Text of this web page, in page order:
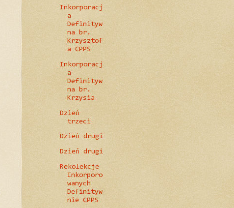
Inkorporacj
a
Definityw
na br.
Krzysztof
a CPPS
Inkorporacj
a
Definityw
na br.
Krzysia
Dzień
trzeci
Dzień drugi
Dzień drugi
Rekolekcje
Inkorporo
wanych
Definityw
nie CPPS